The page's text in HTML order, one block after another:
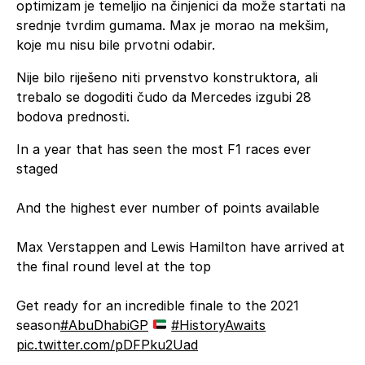
optimizam je temeljio na činjenici da može startati na
srednje tvrdim gumama. Max je morao na mekšim,
koje mu nisu bile prvotni odabir.
Nije bilo riješeno niti prvenstvo konstruktora, ali
trebalo se dogoditi čudo da Mercedes izgubi 28
bodova prednosti.
In a year that has seen the most F1 races ever
staged
And the highest ever number of points available
Max Verstappen and Lewis Hamilton have arrived at
the final round level at the top
Get ready for an incredible finale to the 2021
season#AbuDhabiGP
#HistoryAwaits
pic.twitter.com/pDFPku2Uad